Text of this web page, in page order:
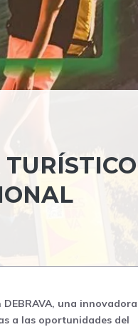
una innovadora
a las oportunidades del